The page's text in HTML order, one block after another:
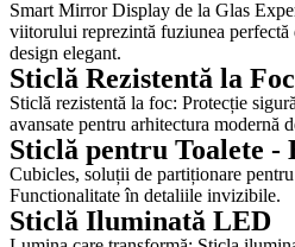
Smart Mirror Display de la Glas
viitorului reprezintă fuziunea perfectă
design elegant.
Sticlă Rezistentă la Foc
Sticlă rezistentă la foc: Protecție
avansate pentru arhitectura modernă
Sticlă pentru Toalete
Cubicles, soluții de partiționare
Functionalitate în detaliile invizibile.
Sticlă Iluminată LED